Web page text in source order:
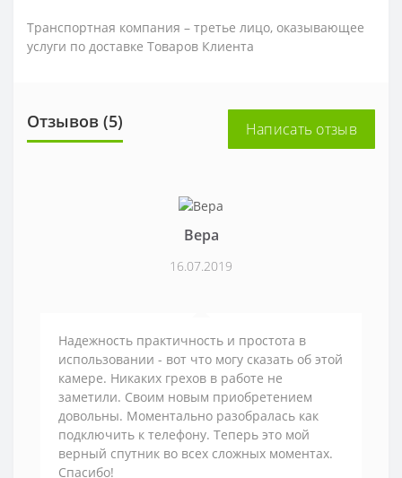
Транспортная компания – третье лицо, оказывающее
услуги по доставке Товаров Клиента
Отзывов (5) Написать отзыв
Вера
16.07.2019
Надежность практичность и простота в
использовании - вот что могу сказать об этой
камере. Никаких грехов в работе не
заметили. Своим новым приобретением
довольны. Моментально разобралась как
подключить к телефону. Теперь это мой
верный спутник во всех сложных моментах.
Спасибо!